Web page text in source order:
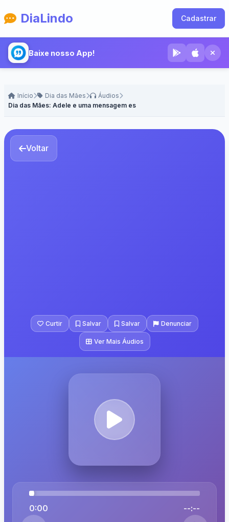
DiaLindo Cadastrar
Baixe nosso App!
Início Dia das Mães
Áudios
Dia das Mães: Adele e uma mensagem especial - Voz Feminina
Voltar
Curtir Salvar Salvar Denunciar
Ver Mais Áudios
0:00 --:--